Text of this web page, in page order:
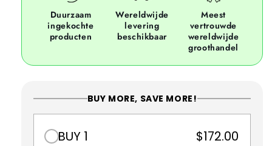
Duurzaam
ingekochte
producten
Wereldwijde
levering
beschikbaar
Meest
vertrouwde
wereldwijde
groothandel
BUY MORE, SAVE MORE!
BUY 1 $172.00